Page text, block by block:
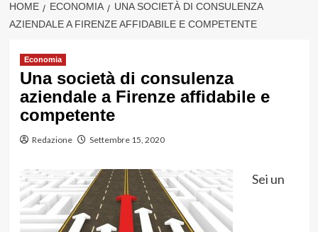
HOME ECONOMIA
UNA SOCIETÀ DI CONSULENZA
AZIENDALE A FIRENZE AFFIDABILE E COMPETENTE
Economia
Una società di consulenza
aziendale a Firenze affidabile e
competente
Redazione Settembre 15, 2020
Sei un